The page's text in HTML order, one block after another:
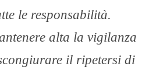
le responsabilità.
alta la vigilanza
il ripetersi di